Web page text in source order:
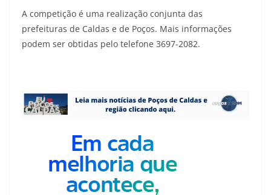
A competição é uma realização conjunta das
prefeituras de Caldas e de Poços. Mais informações
podem ser obtidas pelo telefone 3697-2082.